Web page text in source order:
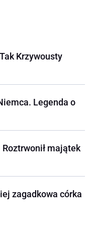
Krzywousty
Legenda o
majątek
zagadkowa córka